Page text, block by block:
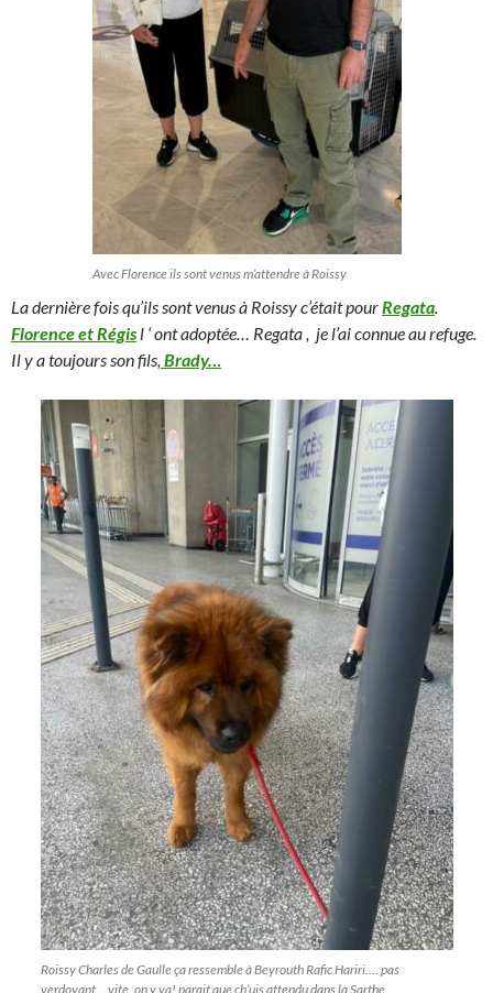
Avec Florence ils sont venus m’attendre à Roissy
La dernière fois qu’ils sont venus à Roissy c’était pourRegata.
Florence et Régis l ‘ ont adoptée… Regata , je l’ai connue au refuge.
Il y a toujours son fils, Brady…
Roissy Charles de Gaulle ça ressemble à Beyrouth Rafic Hariri…. pas
verdoyant… vite, on y va! parait que ch’uis attendu dans la Sarthe